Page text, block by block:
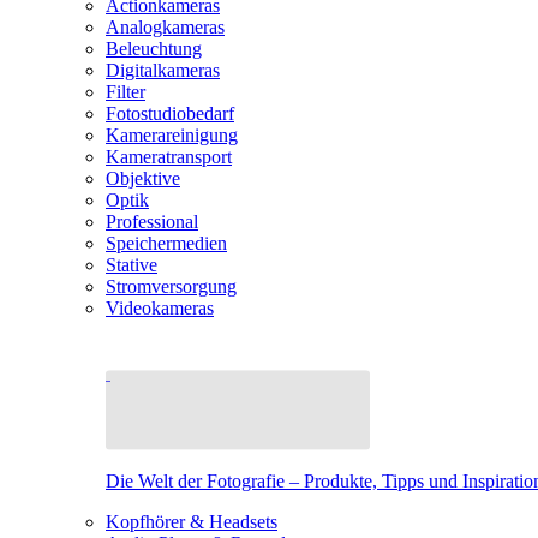
Actionkameras
Analogkameras
Beleuchtung
Digitalkameras
Filter
Fotostudiobedarf
Kamerareinigung
Kameratransport
Objektive
Optik
Professional
Speichermedien
Stative
Stromversorgung
Videokameras
Die Welt der Fotografie – Produkte, Tipps und
Kopfhörer & Headsets